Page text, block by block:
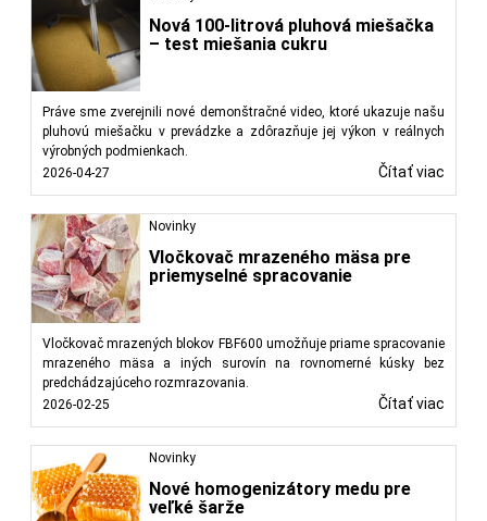
Nová 100-litrová pluhová miešačka
– test miešania cukru
Práve sme zverejnili nové demonštračné video, ktoré ukazuje našu
pluhovú miešačku v prevádzke a zdôrazňuje jej výkon v reálnych
výrobných podmienkach.
2026-04-27
Čítať viac
Novinky
Vločkovač mrazeného mäsa pre
priemyselné spracovanie
Vločkovač mrazených blokov FBF600 umožňuje priame spracovanie
mrazeného mäsa a iných surovín na rovnomerné kúsky bez
predchádzajúceho rozmrazovania.
2026-02-25
Čítať viac
Novinky
Nové homogenizátory medu pre
veľké šarže